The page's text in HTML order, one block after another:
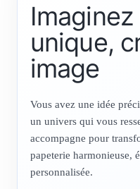
unique,
image
Vous avez une idée
un univers qui vous
accompagne pour
papeterie harmonieuse,
personnalisée.